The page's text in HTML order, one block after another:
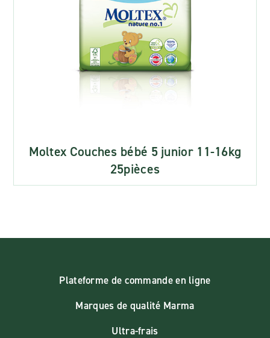
Moltex Couches bébé 5 junior 11-16kg
25pièces
Plateforme de commande en ligne
Marques de qualité Marma
Ultra-frais